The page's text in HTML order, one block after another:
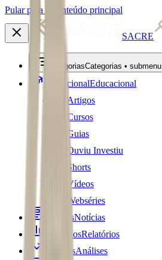
Pular para o conteúdo principal
SACRE
CategoriasCategorias • submenu
EducacionalEducacional
Artigos
Cursos
Guias
Ouviu Investiu
Shorts
Vídeos
Webséries
NotíciasNotícias
RelatóriosRelatórios
AnálisesAnálises